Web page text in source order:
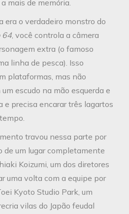
mais de memória.
era o verdadeiro monstro do
64, você controla a câmera
extra (o famoso
linha de pesca). Isso
plataformas, mas não
escudo na mão esquerda e
e precisa encarar três lagartos
travou nessa parte por
de um lugar completamente
Koizumi, um dos diretores
uma volta com a equipe por
Kyoto Studio Park, um
vilas do Japão feudal